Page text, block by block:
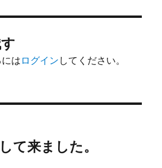
は ログイン してください。
て来ました。